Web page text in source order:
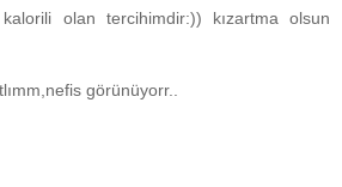
olan tercihimdir:)) kızartma olsun
görünüyorr..